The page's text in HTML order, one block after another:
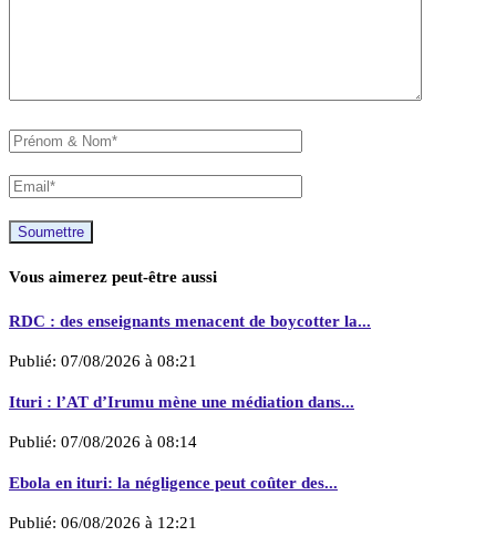
Vous aimerez peut-être aussi
RDC : des enseignants menacent de boycotter la...
Publié: 07/08/2026 à 08:21
Ituri : l’AT d’Irumu mène une médiation dans...
Publié: 07/08/2026 à 08:14
Ebola en ituri: la négligence peut coûter des...
Publié: 06/08/2026 à 12:21